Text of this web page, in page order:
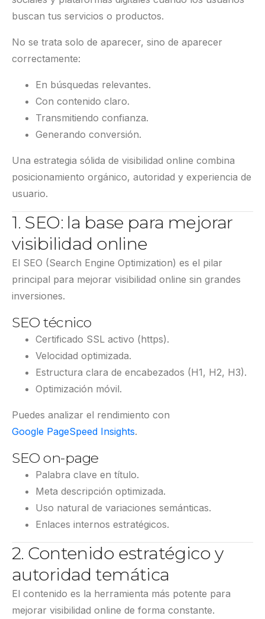
buscan tus servicios o productos.
No se trata solo de aparecer, sino de aparecer
correctamente:
En búsquedas relevantes.
Con contenido claro.
Transmitiendo confianza.
Generando conversión.
Una estrategia sólida de visibilidad online combina
posicionamiento orgánico, autoridad y experiencia de
usuario.
1. SEO: la base para mejorar
visibilidad online
El SEO (Search Engine Optimization) es el pilar
principal para mejorar visibilidad online sin grandes
inversiones.
SEO técnico
Certificado SSL activo (https).
Velocidad optimizada.
Estructura clara de encabezados (H1, H2, H3).
Optimización móvil.
Puedes analizar el rendimiento con
Google PageSpeed Insights.
SEO on-page
Palabra clave en título.
Meta descripción optimizada.
Uso natural de variaciones semánticas.
Enlaces internos estratégicos.
2. Contenido estratégico y
autoridad temática
El contenido es la herramienta más potente para
mejorar visibilidad online de forma constante.